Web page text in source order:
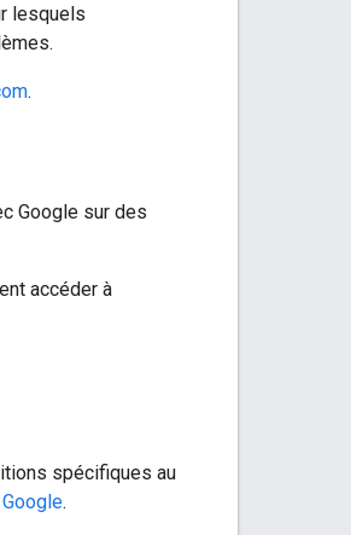
lesquels
.
Google sur des
accéder à
spécifiques au
.